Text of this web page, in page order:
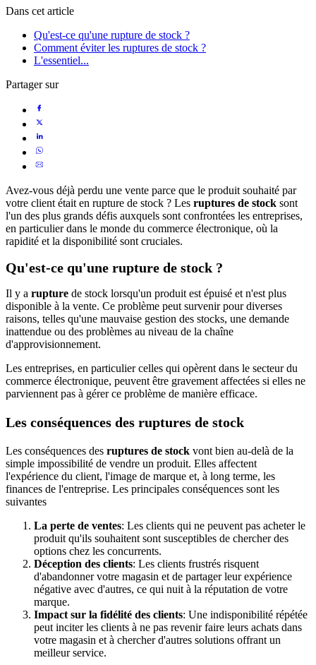
Dans cet article
Qu'est-ce qu'une rupture de stock ?
Comment éviter les ruptures de stock ?
L'essentiel...
Partager sur
Avez-vous déjà perdu une vente parce que le produit souhaité par
votre client était en rupture de stock ? Les ruptures de stock sont
l'un des plus grands défis auxquels sont confrontées les entreprises,
en particulier dans le monde du commerce électronique, où la
rapidité et la disponibilité sont cruciales.
Qu'est-ce qu'une rupture de stock ?
Il y a rupture de stock lorsqu'un produit est épuisé et n'est plus
disponible à la vente. Ce problème peut survenir pour diverses
raisons, telles qu'une mauvaise gestion des stocks, une demande
inattendue ou des problèmes au niveau de la chaîne
d'approvisionnement.
Les entreprises, en particulier celles qui opèrent dans le secteur du
commerce électronique, peuvent être gravement affectées si elles ne
parviennent pas à gérer ce problème de manière efficace.
Les conséquences des ruptures de stock
Les conséquences des ruptures de stock vont bien au-delà de la
simple impossibilité de vendre un produit. Elles affectent
l'expérience du client, l'image de marque et, à long terme, les
finances de l'entreprise. Les principales conséquences sont les
suivantes
La perte de ventes: Les clients qui ne peuvent pas acheter le
produit qu'ils souhaitent sont susceptibles de chercher des
options chez les concurrents.
Déception des clients: Les clients frustrés risquent
d'abandonner votre magasin et de partager leur expérience
négative avec d'autres, ce qui nuit à la réputation de votre
marque.
Impact sur la fidélité des clients: Une indisponibilité répétée
peut inciter les clients à ne pas revenir faire leurs achats dans
votre magasin et à chercher d'autres solutions offrant un
meilleur service.